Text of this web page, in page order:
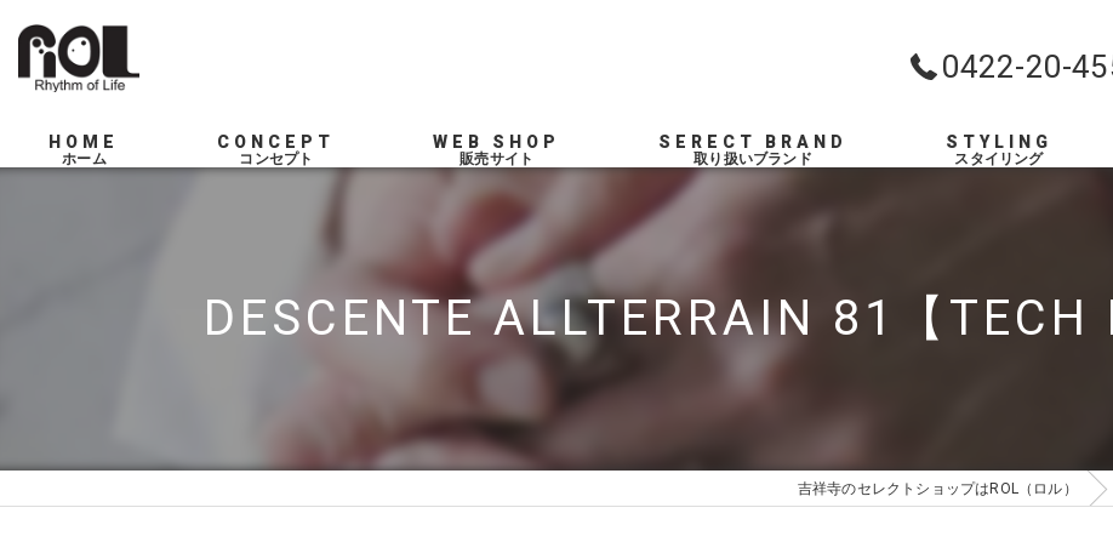
0422-20-
HOME CONCEPT WEB SHOP SERECT BRAND STYLING
DESCENTE ALLTERRAIN 81【TECH
吉祥寺のセレクトショップはROL（ロル）